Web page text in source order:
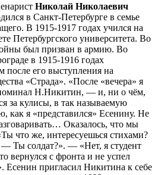
Николай Николаевич
в Санкт-Петербурге в семье
В 1915-1917 годах учился на
Петербургского университета. Во
был призван в армию. Во
в 1915-1916 годах
после его выступления на
«Страда». «После «вечера» я
Н.Никитин, — и, ни о чём,
за кулисы, в так называемую
как я «представился» Есенину. Не
Оказалось, что мы
что же, интересуешься стихами?
Ты солдат?». — «Нет, я студент
вернулся с фронта и не успел
Есенин пригласил Никитина к себе